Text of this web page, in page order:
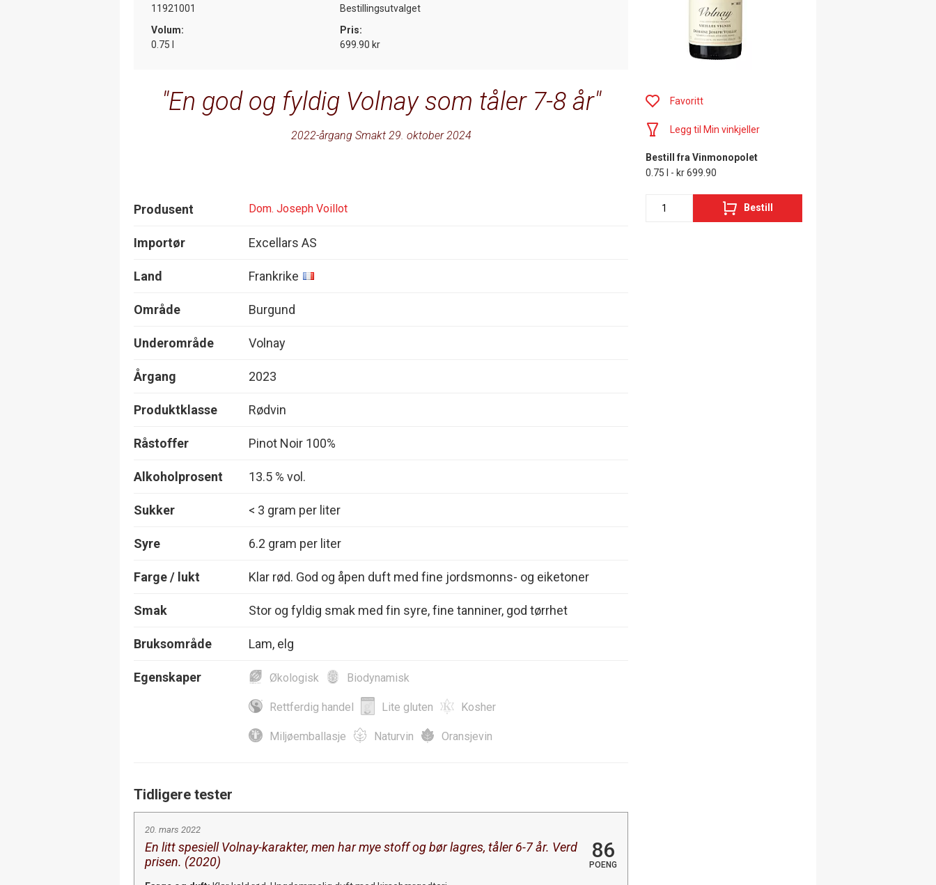
11921001
Bestillingsutvalget
Volum:
0.75 l
Pris:
699.90 kr
En god og fyldig Volnay som tåler 7-8 år
2022-årgang Smakt 29. oktober 2024
Produsent Dom. Joseph Voillot
Importør Excellars AS
Land Frankrike
Område Burgund
Underområde Volnay
Årgang 2023
Produktklasse Rødvin
Råstoffer Pinot Noir 100%
Alkoholprosent 13.5 % vol.
Sukker < 3 gram per liter
Syre 6.2 gram per liter
Farge / lukt Klar rød. God og åpen duft med fine jordsmonns- og eiketoner
Smak Stor og fyldig smak med fin syre, fine tanniner, god tørrhet
Bruksområde Lam, elg
Egenskaper Økologisk Biodynamisk
Rettferdig handel Lite gluten Kosher
Miljøemballasje Naturvin Oransjevin
Tidligere tester
20. mars 2022
En litt spesiell Volnay-karakter, men har mye stoff og bør lagres, tåler 6-7 år. Verd
prisen. (2020)
86
POENG
Favoritt
Legg til Min vinkjeller
Bestill fra Vinmonopolet
0.75 l - kr 699.90
Bestill